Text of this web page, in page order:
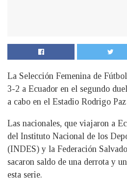
La Selección Femenina de
3-2 a Ecuador en el segundo
a cabo en el Estadio Rodrigo
Las nacionales, que viajaron a
del Instituto Nacional de los
(INDES) y la Federación
sacaron saldo de una derrota y
esta serie.